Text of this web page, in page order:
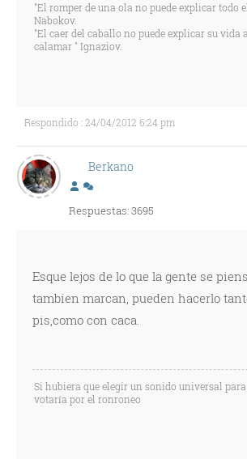
"El romper de una ola no puede explicar todo
Nabokov.
"El caer del caballo no puede explicar su vida
calamar " Ignaziov.
Respondido : 24/04/2012 6:24 pm
Berkano
Respuestas: 3695
Esque lejos de lo que la gente se
tambien marcan, pueden hacerlo
pis,como con caca.
Si hubiera que elegir un sonido universal para
votaría por el ronroneo